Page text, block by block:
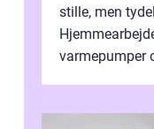
stille, men
varmepumper